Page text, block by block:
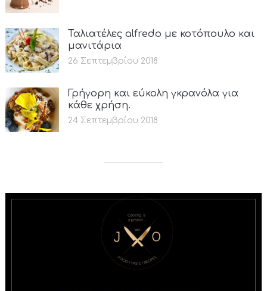
Ταλιατέλες alfredo με κοτόπουλο και
μανιτάρια
26 Σεπτεμβρίου 2018
Γρήγορη και εύκολη γκρανόλα για
κάθε χρήση.
24 Σεπτεμβρίου 2018